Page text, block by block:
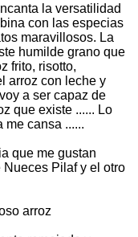
la versatilidad
con las especias
maravillosos. La
humilde grano que
frito, risotto,
arroz con leche y
a ser capaz de
que existe ...... Lo
me cansa ......
que me gustan
Nueces Pilaf y el otro
arroz